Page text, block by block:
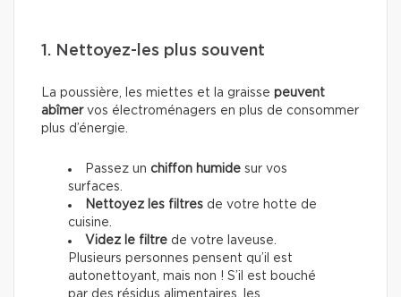
1. Nettoyez-les plus souvent
La poussière, les miettes et la graisse peuvent
abîmervos électroménagers en plus de consommer
plus d’énergie.
Passez un chiffon humide sur vos
surfaces.
Nettoyez les filtres de votre hotte de
cuisine.
Videz le filtre de votre laveuse.
Plusieurs personnes pensent qu’il est
autonettoyant, mais non ! S’il est bouché
par des résidus alimentaires, les